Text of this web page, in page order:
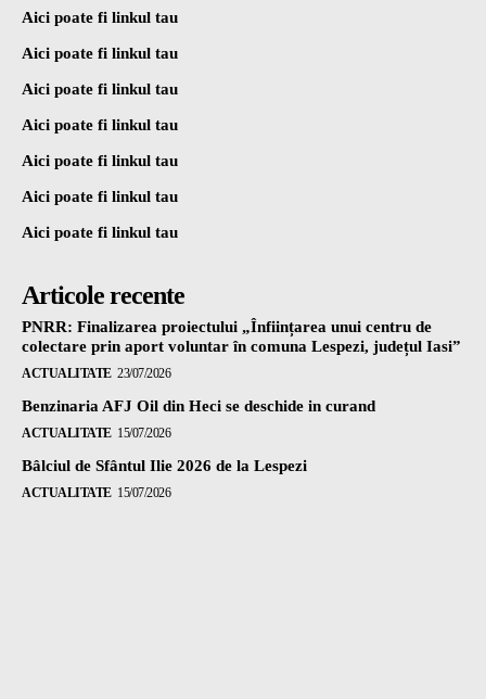
Aici poate fi linkul tau
Aici poate fi linkul tau
Aici poate fi linkul tau
Aici poate fi linkul tau
Aici poate fi linkul tau
Aici poate fi linkul tau
Aici poate fi linkul tau
Articole recente
PNRR: Finalizarea proiectului „Înființarea unui centru de
colectare prin aport voluntar în comuna Lespezi, județul Iasi”
ACTUALITATE 23/07/2026
Benzinaria AFJ Oil din Heci se deschide in curand
ACTUALITATE 15/07/2026
Bâlciul de Sfântul Ilie 2026 de la Lespezi
ACTUALITATE 15/07/2026